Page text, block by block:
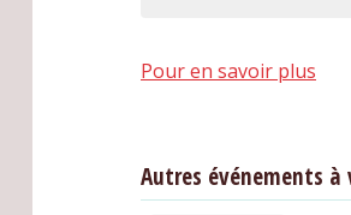
Pour en savoir plus
Autres événements à